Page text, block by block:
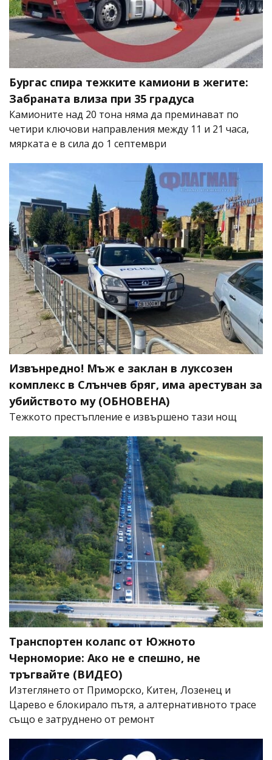
Бургас спира тежките камиони в жегите:
Забраната влиза при 35 градуса
Камионите над 20 тона няма да преминават по
четири ключови направления между 11 и 21 часа,
мярката е в сила до 1 септември
Извънредно! Мъж е заклан в луксозен
комплекс в Слънчев бряг, има арестуван за
убийството му (ОБНОВЕНА)
​Тежкото престъпление е извършено тази нощ
Транспортен колапс от Южното
Черноморие: Ако не е спешно, не
тръгвайте (ВИДЕО)
Изтеглянето от Приморско, Китен, Лозенец и
Царево е блокирало пътя, а алтернативното трасе
също е затруднено от ремонт